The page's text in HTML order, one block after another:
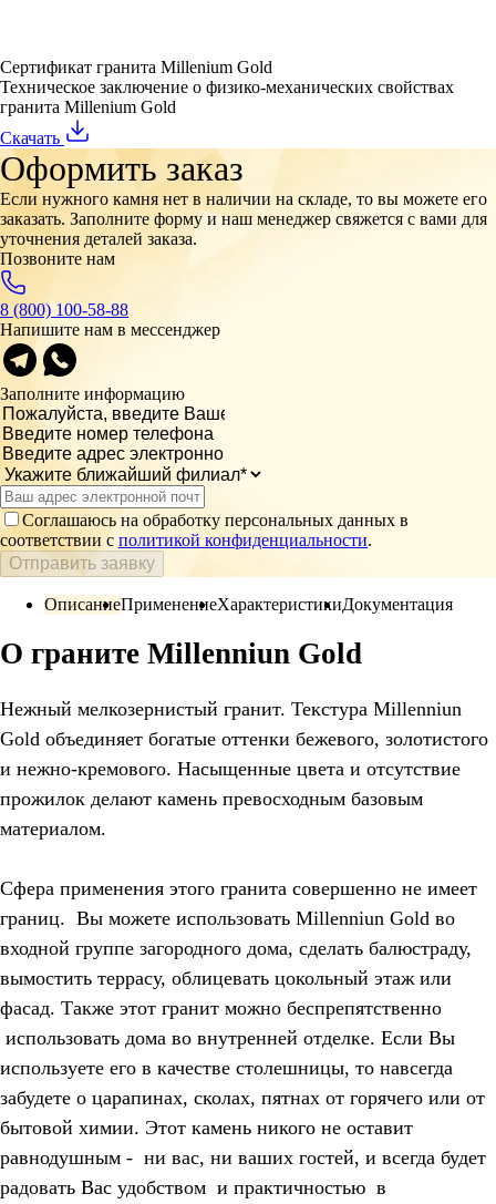
Сертификат гранита Millenium Gold
Техническое заключение о физико-механических свойствах
гранита Millenium Gold
Скачать
Оформить заказ
Если нужного камня нет в наличии на складе, то вы можете его
заказать. Заполните форму и наш менеджер свяжется с вами для
уточнения деталей заказа.
Позвоните нам
8 (800) 100-58-88
Напишите нам в мессенджер
Заполните информацию
Соглашаюсь на обработку персональных данных в
соответствии с политикой конфиденциальности.
Отправить заявку
ОписаниеПрименениеХарактеристикиДокументация
О граните Millenniun Gold
Нежный мелкозернистый гранит. Текстура Millenniun
Gold объединяет богатые оттенки бежевого, золотистого
и нежно-кремового. Насыщенные цвета и отсутствие
прожилок делают камень превосходным базовым
материалом.
Сфера применения этого гранита совершенно не имеет
границ. Вы можете использовать Millenniun Gold во
входной группе загородного дома, сделать балюстраду,
вымостить террасу, облицевать цокольный этаж или
фасад. Также этот гранит можно беспрепятственно
использовать дома во внутренней отделке. Если Вы
используете его в качестве столешницы, то навсегда
забудете о царапинах, сколах, пятнах от горячего или от
бытовой химии. Этот камень никого не оставит
равнодушным - ни вас, ни ваших гостей, и всегда будет
радовать Вас удобством и практичностью в